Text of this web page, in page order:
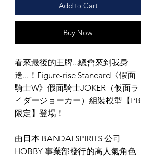
Add to Cart
Buy Now
看來最後的王牌...總會來到我身
邊...！Figure-rise Standard《假面
騎士W》假面騎士JOKER（仮面ラ
イダージョーカー）組裝模型【PB
限定】登場！
由日本 BANDAI SPIRITS 公司
HOBBY 事業部發行的高人氣角色